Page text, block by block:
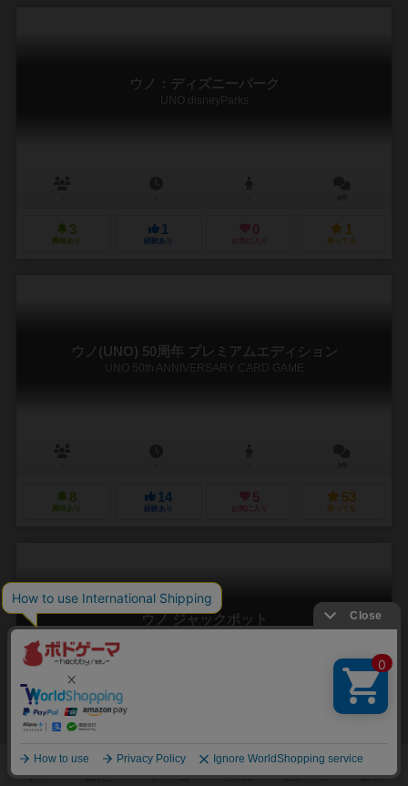
ウノ：ディズニーパーク
UNO disneyParks
3
興味あり
1
経験あり
0
お気に入り
1
持ってる
ウノ(UNO) 50周年 プレミアムエディション
UNO 50th ANNIVERSARY CARD GAME
8
興味あり
14
経験あり
5
お気に入り
53
持ってる
ウノ ジャックポット
－
3
興味あり
3
経験あり
0
お気に入り
4
持ってる